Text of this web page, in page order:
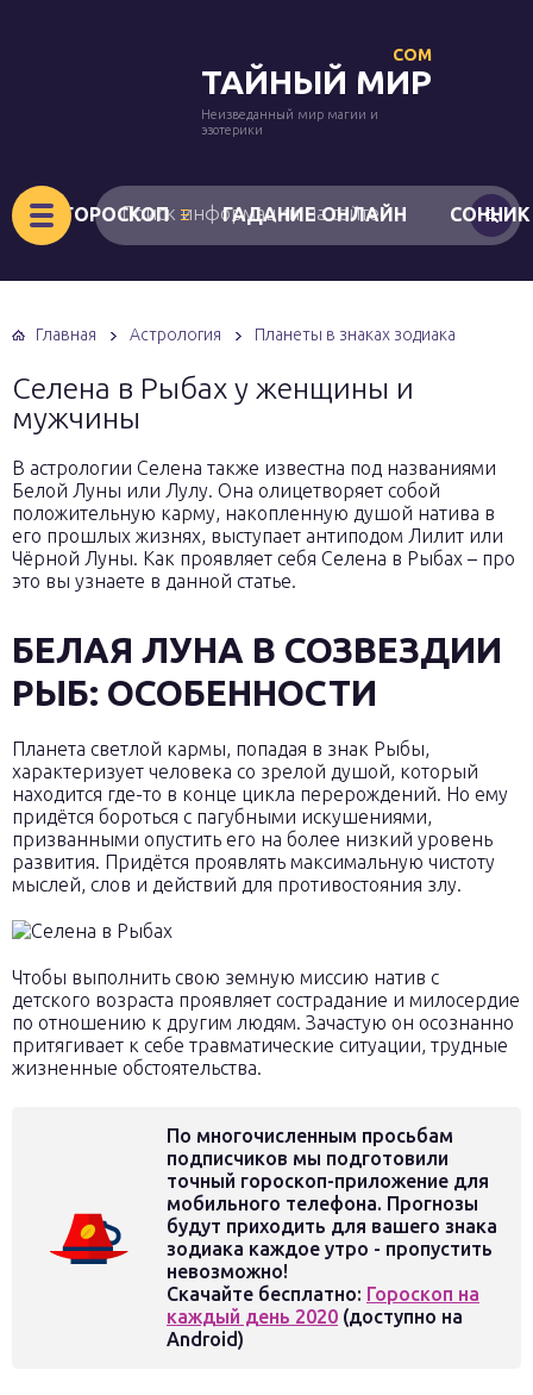
ТАЙНЫЙ МИР
COM
Неизведанный мир магии и
эзотерики
ГОРОСКОП ГАДАНИЕ ОНЛАЙН СОННИК
Главная Астрология Планеты в знаках зодиака
Селена в Рыбах у женщины и
мужчины
В астрологии Селена также известна под названиями
Белой Луны или Лулу. Она олицетворяет собой
положительную карму, накопленную душой натива в
его прошлых жизнях, выступает антиподом Лилит или
Чёрной Луны. Как проявляет себя Селена в Рыбах – про
это вы узнаете в данной статье.
БЕЛАЯ ЛУНА В СОЗВЕЗДИИ
РЫБ: ОСОБЕННОСТИ
Планета светлой кармы, попадая в знак Рыбы,
характеризует человека со зрелой душой, который
находится где-то в конце цикла перерождений. Но ему
придётся бороться с пагубными искушениями,
призванными опустить его на более низкий уровень
развития. Придётся проявлять максимальную чистоту
мыслей, слов и действий для противостояния злу.
Чтобы выполнить свою земную миссию натив с
детского возраста проявляет сострадание и милосердие
по отношению к другим людям. Зачастую он осознанно
притягивает к себе травматические ситуации, трудные
жизненные обстоятельства.
По многочисленным просьбам
подписчиков мы подготовили
точный гороскоп-приложение для
мобильного телефона. Прогнозы
будут приходить для вашего знака
зодиака каждое утро - пропустить
невозможно!
Скачайте бесплатно: Гороскоп на
каждый день 2020 (доступно на
Android)